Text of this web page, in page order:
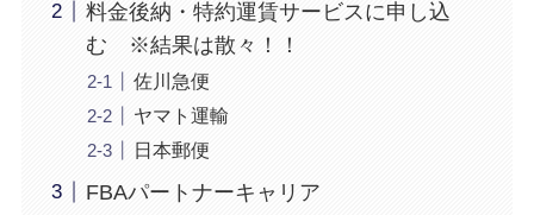
料金後納・特約運賃サービスに申し込
む ※結果は散々！！
佐川急便
ヤマト運輸
日本郵便
FBAパートナーキャリア